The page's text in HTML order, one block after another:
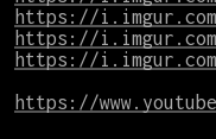
https://
https://i.imgur.com/
https://
https://